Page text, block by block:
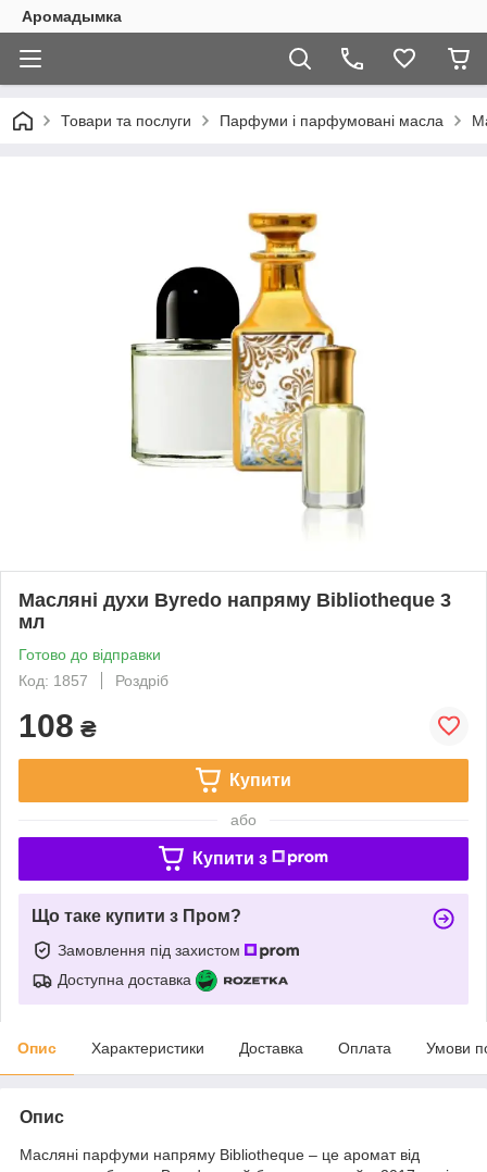
Аромадымка
Товари та послуги Парфуми і парфумовані масла
Масляні духи Byredo напряму Bibliotheque 3
мл
Готово до відправки
Код: 1857
Роздріб
108 ₴
Купити
або
Купити з
Що таке купити з Пром?
Замовлення під захистом
Доступна доставка
Опис Характеристики Доставка Оплата Умови
Опис
Масляні парфуми напряму Bibliotheque – це аромат від